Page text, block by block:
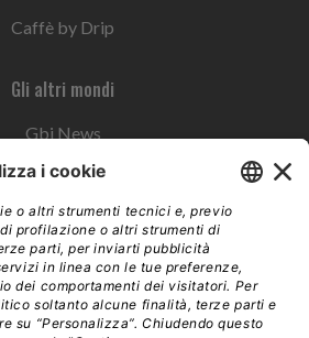
Caffè by Drip
Gli altri mondi
Gbi News
Instoremag
Esplora il gruppo
Edra Edizioni
Edizioni LSWR